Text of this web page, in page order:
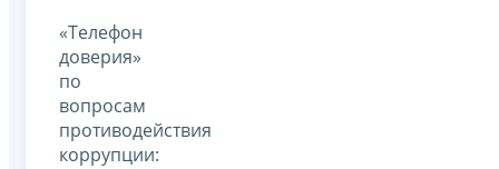
«Телефон
доверия»
по
вопросам
противодействия
коррупции: